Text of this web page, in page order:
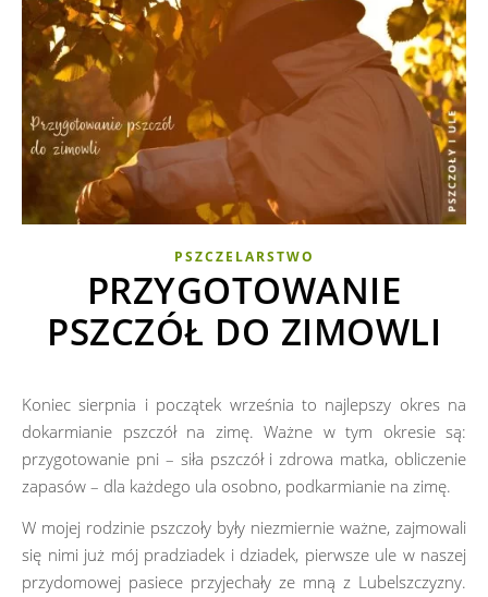
PSZCZELARSTWO
PRZYGOTOWANIE
PSZCZÓŁ DO ZIMOWLI
Koniec sierpnia i początek września to najlepszy okres na
dokarmianie pszczół na zimę. Ważne w tym okresie są:
przygotowanie pni – siła pszczół i zdrowa matka, obliczenie
zapasów – dla każdego ula osobno, podkarmianie na zimę.
W mojej rodzinie pszczoły były niezmiernie ważne, zajmowali
się nimi już mój pradziadek i dziadek, pierwsze ule w naszej
przydomowej pasiece przyjechały ze mną z Lubelszczyzny.